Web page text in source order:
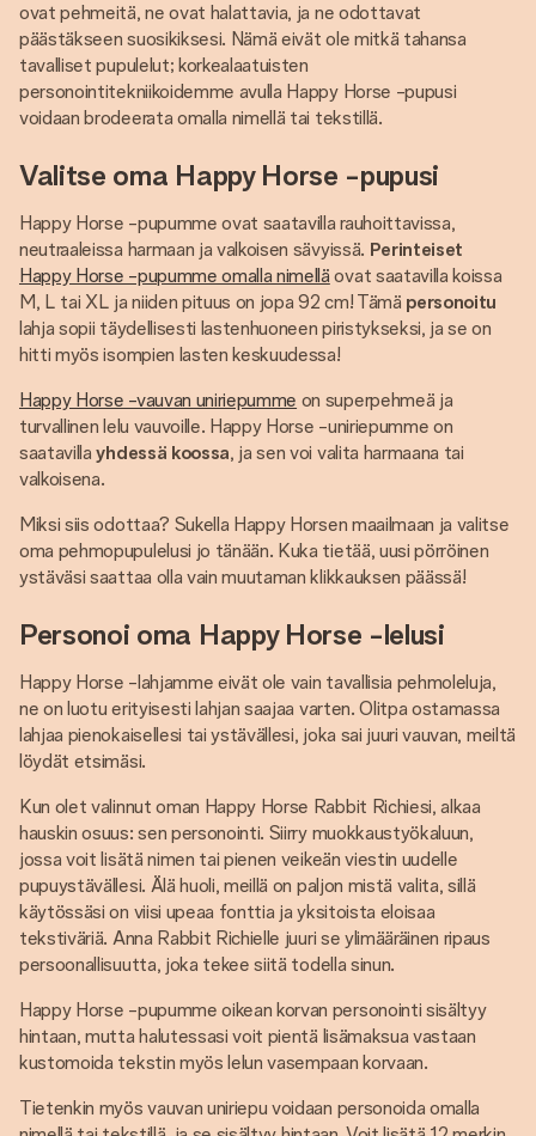
ovat pehmeitä, ne ovat halattavia, ja ne odottavat
päästäkseen suosikiksesi. Nämä eivät ole mitkä tahansa
tavalliset pupulelut; korkealaatuisten
personointitekniikoidemme avulla Happy Horse -pupusi
voidaan brodeerata omalla nimellä tai tekstillä.
Valitse oma Happy Horse -pupusi
Happy Horse -pupumme ovat saatavilla rauhoittavissa,
neutraaleissa harmaan ja valkoisen sävyissä. Perinteiset
Happy Horse -pupumme omalla nimellä ovat saatavilla koissa
M, L tai XL ja niiden pituus on jopa 92 cm! Tämä personoitu
lahja sopii täydellisesti lastenhuoneen piristykseksi, ja se on
hitti myös isompien lasten keskuudessa!
Happy Horse -vauvan uniriepumme on superpehmeä ja
turvallinen lelu vauvoille. Happy Horse -uniriepumme on
saatavillayhdessä koossa, ja sen voi valita harmaana tai
valkoisena.
Miksi siis odottaa? Sukella Happy Horsen maailmaan ja valitse
oma pehmopupulelusi jo tänään. Kuka tietää, uusi pörröinen
ystäväsi saattaa olla vain muutaman klikkauksen päässä!
Personoi oma Happy Horse -lelusi
Happy Horse -lahjamme eivät ole vain tavallisia pehmoleluja,
ne on luotu erityisesti lahjan saajaa varten. Olitpa ostamassa
lahjaa pienokaisellesi tai ystävällesi, joka sai juuri vauvan, meiltä
löydät etsimäsi.
Kun olet valinnut oman Happy Horse Rabbit Richiesi, alkaa
hauskin osuus: sen personointi. Siirry muokkaustyökaluun,
jossa voit lisätä nimen tai pienen veikeän viestin uudelle
pupuystävällesi. Älä huoli, meillä on paljon mistä valita, sillä
käytössäsi on viisi upeaa fonttia ja yksitoista eloisaa
tekstiväriä. Anna Rabbit Richielle juuri se ylimääräinen ripaus
persoonallisuutta, joka tekee siitä todella sinun.
Happy Horse -pupumme oikean korvan personointi sisältyy
hintaan, mutta halutessasi voit pientä lisämaksua vastaan
kustomoida tekstin myös lelun vasempaan korvaan.
Tietenkin myös vauvan uniriepu voidaan personoida omalla